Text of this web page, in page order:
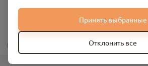
info@pomnim.online
Принять выбранные
Отклонить все